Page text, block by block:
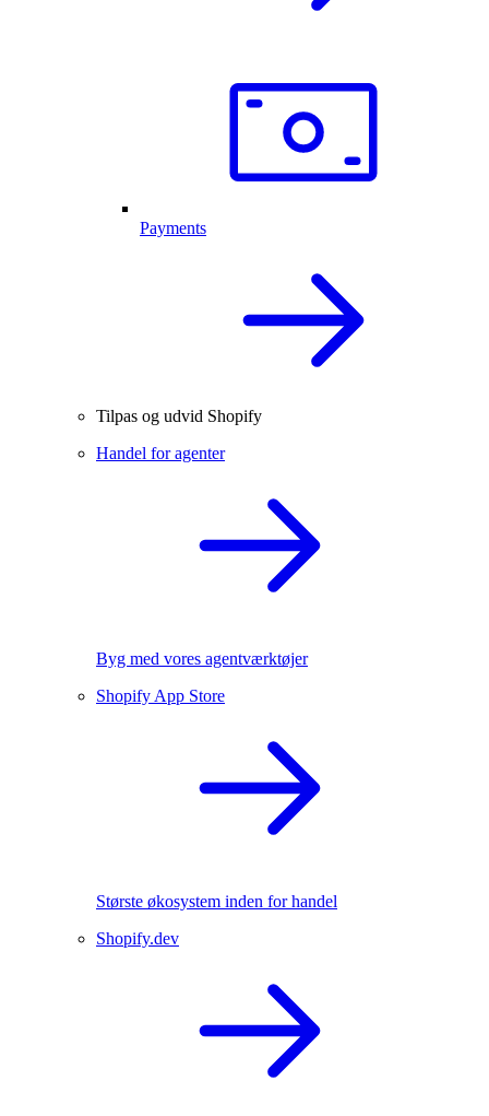
Payments
Tilpas og udvid Shopify
Handel for agenter
Byg med vores agentværktøjer
Shopify App Store
Største økosystem inden for handel
Shopify.dev